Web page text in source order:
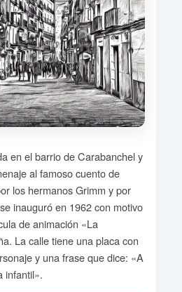
en el barrio de Carabanchel y
al famoso cuento de
los hermanos Grimm y por
inauguró en 1962 con motivo
de animación «La
La calle tiene una placa con
y una frase que dice: «A
infantil».